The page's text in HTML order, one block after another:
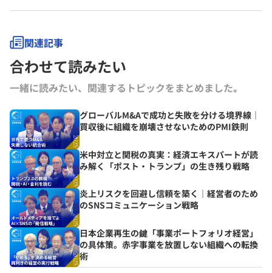
関連記事
合わせて読みたい
一緒に読みたい、関連するトピックをまとめました｡
グローバルM&Aで成功と失敗を分ける境界線｜
買収後に組織を崩壊させないためのPMI鉄則
米中対立と関税の真実：経済エキスパートが読
み解く「ポスト・トランプ」の生き残り戦略
炎上リスクを回避し信頼を築く｜経営者のため
のSNSコミュニケーション戦略
日本企業再生の鍵「事業ポートフォリオ経営」
の具体策。赤字事業を放置しない組織への転換
術